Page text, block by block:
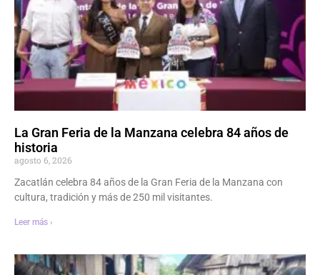
La Gran Feria de la Manzana celebra 84 años de
historia
agosto 6, 2026
Zacatlán celebra 84 años de la Gran Feria de la Manzana con
cultura, tradición y más de 250 mil visitantes.
Leer más ›